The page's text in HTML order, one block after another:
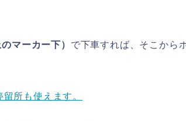
マーカー下） で下車すれば、そこから
所も使えます。